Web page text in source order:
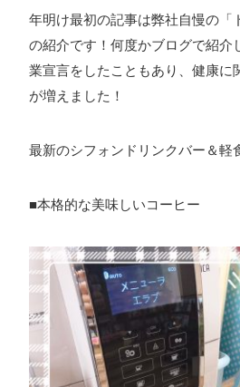
# TAGs
#22卒 #23卒 #24卒 #24卒・
伝 #あいさつ #アンケート
シフォンの創業 #シフォンの想い
ォン国勢調査 #ソーシャルゲーム
ストラン #デザイナー #プランナ
ログラム愛 #ゆるめの日常 #中
年明け最初の記事は弊社自慢の「
の紹介です！何度かブログで紹介
業宣言をしたこともあり、健康に
が増えました！
最新のシフォンドリンクバー＆軽
■本格的な美味しいコーヒー